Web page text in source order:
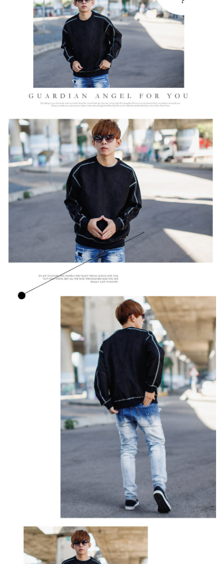
１．透過由恩沛科技股份有限公司提供之「AFTEE先享後付」服務完成之交
易，需依本服務之必要範圍內提供個人資料，並將交易相關給付款項請求債
權轉讓予恩沛科技股份有限公司。
２．關於個人資料處理事宜，請瀏覽以下網址：
https://aftee.tw/terms/#terms3
３．未成年的使用者請事先徵得法定代理人或監護人之同意方可使用
「AFTEE先享後付」，若未經同意申辦者引起之損失，本公司不負相關責
４．使用「AFTEE先享後付」時，將依據個別帳號之用戶狀況，依本公司即
時審查核予不同之上限額度；若仍有額度不足之情形，本公司將視審查結果
請求用戶進行身份認證。
５．嚴禁一人註冊多個帳號或使用他人資訊註冊。若發現惡意使用之情形，
每筆NT$120，滿NT$3,000(含以上)免運費